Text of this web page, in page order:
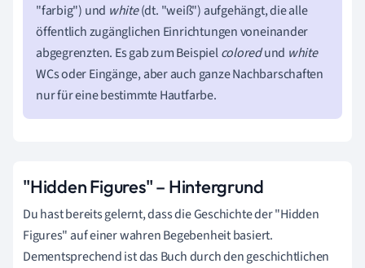
"farbig") und white(dt. "weiß") aufgehängt, die alle
öffentlich zugänglichen Einrichtungen voneinander
abgegrenzten. Es gab zum Beispielcoloredund white
WCs oder Eingänge, aber auch ganze Nachbarschaften
nur für eine bestimmte Hautfarbe.
"Hidden Figures" – Hintergrund
Du hast bereits gelernt, dass die Geschichte der "Hidden
Figures" auf einer wahren Begebenheit basiert.
Dementsprechend ist das Buch durch den geschichtlichen